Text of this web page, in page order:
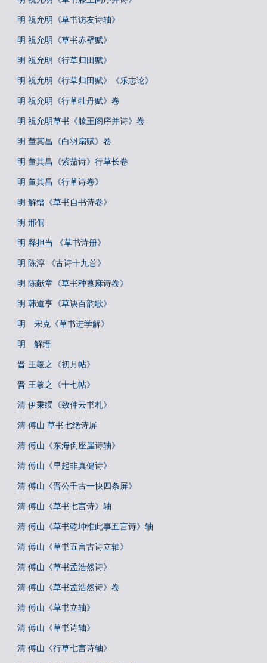
明 祝允明《草书访友诗轴》
明 祝允明《草书赤壁赋》
明 祝允明《行草归田赋》
明 祝允明《行草归田赋》《乐志论》
明 祝允明《行草牡丹赋》卷
明 祝允明草书《滕王阁序并诗》卷
明 董其昌《白羽扇赋》卷
明 董其昌《紫茄诗》行草长卷
明 董其昌《行草诗卷》
明 解缙《草书自书诗卷》
明 邢侗
明 释担当 《草书诗册》
明 陈淳 《古诗十九首》
明 陈献章《草书种蓖麻诗卷》
明 韩道亨《草诀百韵歌》
明 宋克《草书进学解》
明 解缙
晋 王羲之《初月帖》
晋 王羲之《十七帖》
清 伊秉绶《致仲云书札》
清 傅山 草书七绝诗屏
清 傅山《东海倒座崖诗轴》
清 傅山《早起非真健诗》
清 傅山《晋公千古一快四条屏》
清 傅山《草书七言诗》轴
清 傅山《草书乾坤惟此事五言诗》轴
清 傅山《草书五言古诗立轴》
清 傅山《草书孟浩然诗》
清 傅山《草书孟浩然诗》卷
清 傅山《草书立轴》
清 傅山《草书诗轴》
清 傅山《行草七言诗轴》